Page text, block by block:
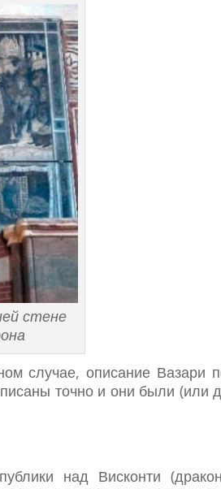
стене
случае, описание Вазари
точно и они были (или
над Висконти